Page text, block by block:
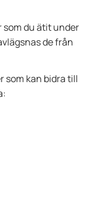
du ätit under
de från
som kan bidra till